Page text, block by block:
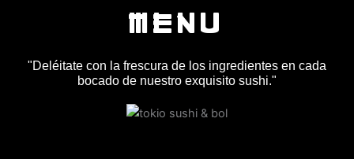
MENU
"Deléitate con la frescura de los ingredientes en cada
bocado de nuestro exquisito sushi."